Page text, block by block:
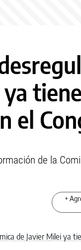
el
de la
+